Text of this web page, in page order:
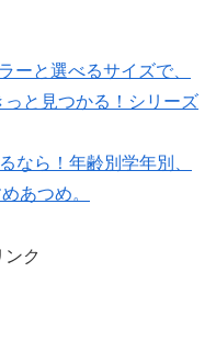
ーと選べるサイズで、
と見つかる！シリーズ
なら！年齢別学年別、
あつめ。
ンク